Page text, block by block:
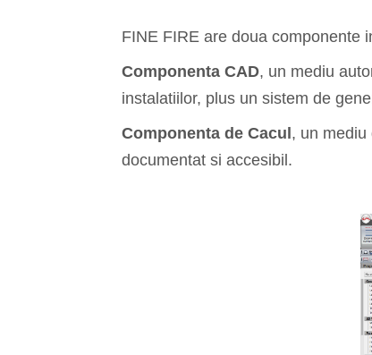
FINE FIRE are doua componente
Componenta CAD, un mediu
instalatiilor, plus un sistem de
Componenta de Cacul , un mediu
documentat si accesibil.